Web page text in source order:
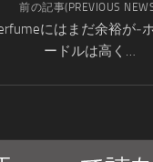
前の記事(PREVIOUS
にはまだ余裕が‐
ードルは高く…